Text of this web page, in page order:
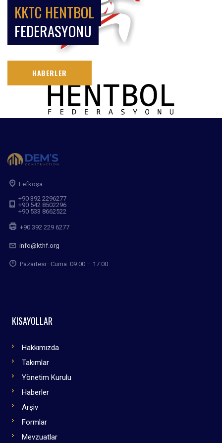
KKTC HENTBOL
FEDERASYONU
HABERLER
Lefkoşa
+90 392 2296277
+90 542 8502296
+90 533 8662522
+90 392 229 6277
info@kthf.org
Pazartesi–Cuma: 09:00 – 17:00
KISAYOLLAR
Hakkımızda
Takımlar
Yönetim Kurulu
Haberler
Arşiv
Formlar
Mevzuatlar